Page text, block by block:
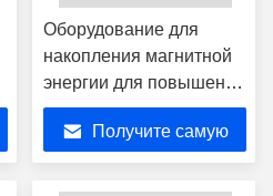
Оборудование для
накопления магнитной
энергии для повышения
мощности передачи
энергииПолучите самую